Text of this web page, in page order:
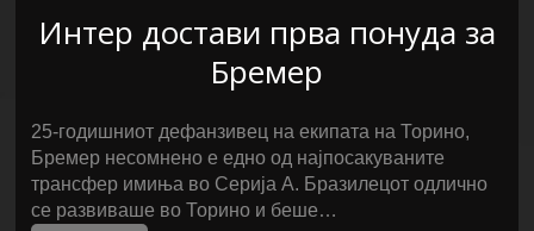
Интер достави прва понуда за
Бремер
25-годишниот дефанзивец на екипата на Торино,
Бремер несомнено е едно од најпосакуваните
трансфер имиња во Серија А. Бразилецот одлично
се развиваше во Торино и беше…